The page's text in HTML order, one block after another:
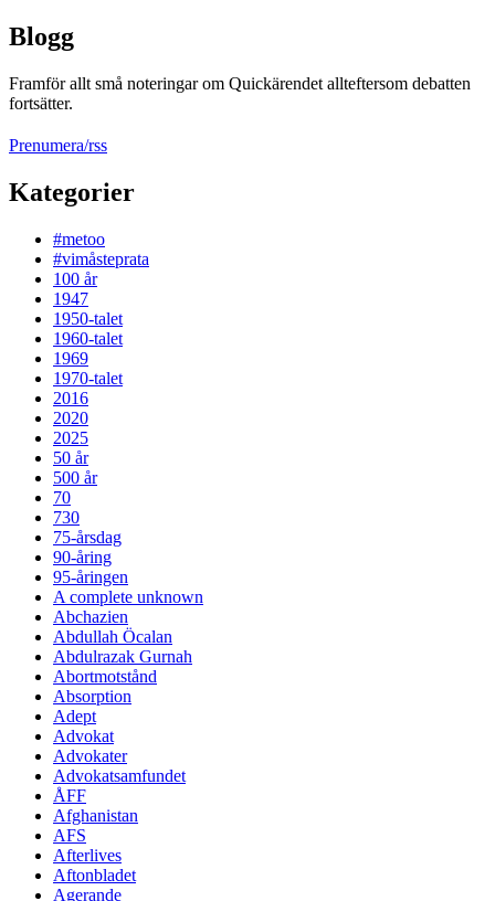
Blogg
Framför allt små noteringar om Quickärendet allteftersom debatten
fortsätter.
Prenumera/rss
Kategorier
#metoo
#vimåsteprata
100 år
1947
1950-talet
1960-talet
1969
1970-talet
2016
2020
2025
50 år
500 år
70
730
75-årsdag
90-åring
95-åringen
A complete unknown
Abchazien
Abdullah Öcalan
Abdulrazak Gurnah
Abortmotstånd
Absorption
Adept
Advokat
Advokater
Advokatsamfundet
ÅFF
Afghanistan
AFS
Afterlives
Aftonbladet
Agerande